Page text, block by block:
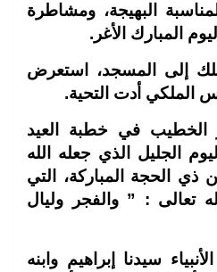
البهيجة، ومشاطرة
المبارك الأغر.
إلى المسجد، استعرض
الملكي أدت التحية.
الخطيب في خطبة العيد
الجليل الذي جعله الله
ذي الحجة المباركة، التي
تعالى : ” والفجر وليال
سيدنا إبراهيم وابنه